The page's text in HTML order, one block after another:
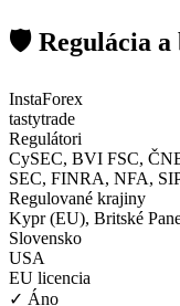
🛡️ Regulácia a
InstaForex
tastytrade
Regulátori
CySEC, BVI FSC,
SEC, FINRA, NFA,
Regulované krajiny
Kypr (EU), Britské
Slovensko
USA
EU licencia
✓ Áno